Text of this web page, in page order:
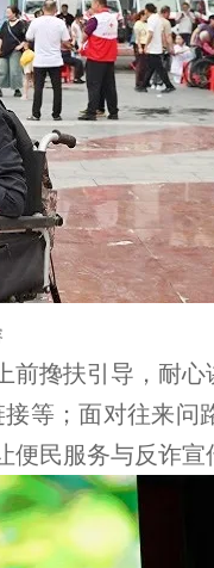
搀扶引导，耐
等；面对往来
民服务与反诈宣